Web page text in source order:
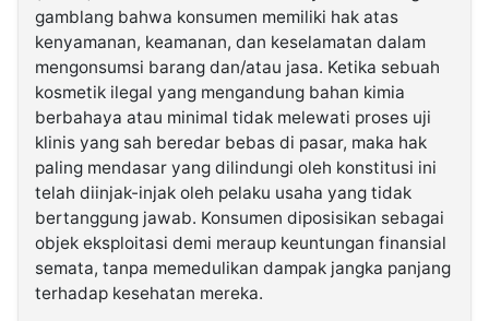
gamblang bahwa konsumen memiliki hak atas
kenyamanan, keamanan, dan keselamatan dalam
mengonsumsi barang dan/atau jasa. Ketika sebuah
kosmetik ilegal yang mengandung bahan kimia
berbahaya atau minimal tidak melewati proses uji
klinis yang sah beredar bebas di pasar, maka hak
paling mendasar yang dilindungi oleh konstitusi ini
telah diinjak-injak oleh pelaku usaha yang tidak
bertanggung jawab. Konsumen diposisikan sebagai
objek eksploitasi demi meraup keuntungan finansial
semata, tanpa memedulikan dampak jangka panjang
terhadap kesehatan mereka.